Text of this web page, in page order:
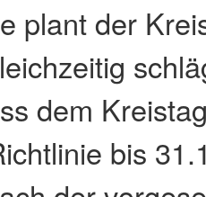
plant der
dem
bis